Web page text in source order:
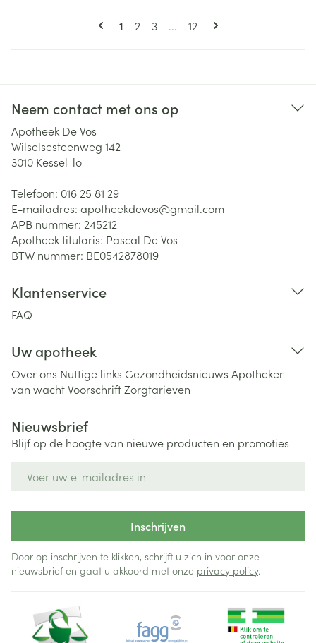
Pagina's
U lees momenteel pagina
1 Pagina
2 Pagina
3 ... Pagina
12
Neem contact met ons op
Apotheek De Vos
Wilselsesteenweg 142
3010 Kessel-lo
Telefoon: 016 25 81 29
E-mailadres: apotheekdevos@gmail.com
APB nummer: 245212
Apotheek titularis: Pascal De Vos
BTW nummer: BE0542878019
Klantenservice
FAQ
Uw apotheek
Over ons Nuttige links Gezondheidsnieuws Apotheker
van wachtVoorschriftZorgtarieven
Nieuwsbrief
Blijf op de hoogte van nieuwe producten en promoties
Inschrijven
Door op inschrijven te klikken, schrijft u zich in voor onze
nieuwsbrief en gaat u akkoord met onze privacy policy.